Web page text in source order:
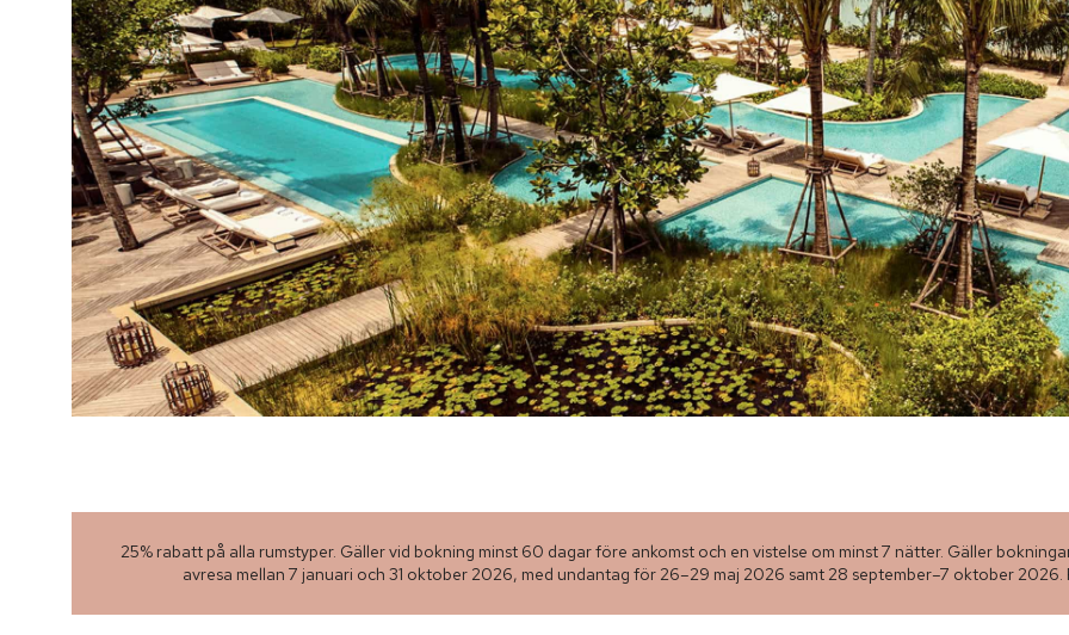
Se fler bilder
25% rabatt på alla rumstyper. Gäller vid bokning minst 60 dagar före ankomst och en vistelse om minst 7 nätter. Gäller
avresa mellan 7 januari och 31 oktober 2026, med undantag för 26–29 maj 2026 samt 28 september–7 oktober